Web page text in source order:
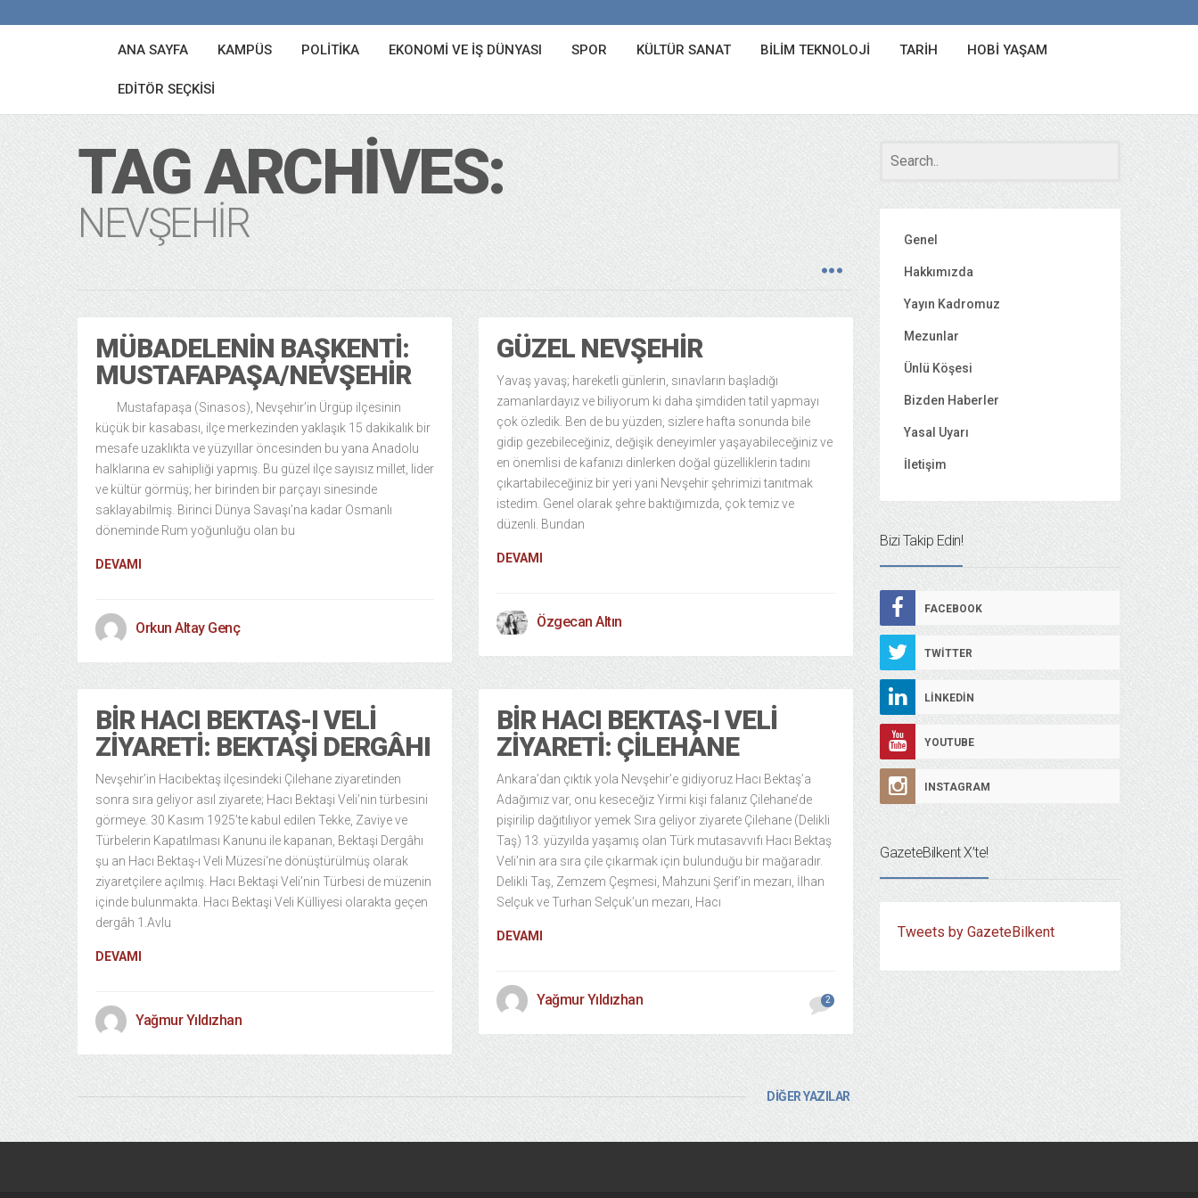
ANA SAYFA KAMPÜS POLITIKA EKONOMI VE İŞ DÜNYASI SPOR KÜLTÜR SANAT BILIM TEKNOLOJI TARIH HOBI YAŞAM
EDITÖR SEÇKISI
TAG ARCHIVES:
NEVŞEHIR
MÜBADELENIN BAŞKENTI:
MUSTAFAPAŞA/NEVŞEHIR
Mustafapaşa (Sinasos), Nevşehir’in Ürgüp ilçesinin
küçük bir kasabası, ilçe merkezinden yaklaşık 15 dakikalık bir
mesafe uzaklıkta ve yüzyıllar öncesinden bu yana Anadolu
halklarına ev sahipliği yapmış. Bu güzel ilçe sayısız millet, lider
ve kültür görmüş; her birinden bir parçayı sinesinde
saklayabilmiş. Birinci Dünya Savaşı’na kadar Osmanlı
döneminde Rum yoğunluğu olan bu
DEVAMI
Orkun Altay Genç
GÜZEL NEVŞEHIR
Yavaş yavaş; hareketli günlerin, sınavların başladığı
zamanlardayız ve biliyorum ki daha şimdiden tatil yapmayı
çok özledik. Ben de bu yüzden, sizlere hafta sonunda bile
gidip gezebileceğiniz, değişik deneyimler yaşayabileceğiniz ve
en önemlisi de kafanızı dinlerken doğal güzelliklerin tadını
çıkartabileceğiniz bir yeri yani Nevşehir şehrimizi tanıtmak
istedim. Genel olarak şehre baktığımızda, çok temiz ve
düzenli. Bundan
DEVAMI
Özgecan Altın
BIR HACI BEKTAŞ-I VELI
ZIYARETI: BEKTAŞI DERGÂHI
Nevşehir’in Hacıbektaş ilçesindeki Çilehane ziyaretinden
sonra sıra geliyor asıl ziyarete; Hacı Bektaşi Veli’nin türbesini
görmeye. 30 Kasım 1925’te kabul edilen Tekke, Zaviye ve
Türbelerin Kapatılması Kanunu ile kapanan, Bektaşi Dergâhı
şu an Hacı Bektaş-ı Veli Müzesi‘ne dönüştürülmüş olarak
ziyaretçilere açılmış. Hacı Bektaşi Veli’nin Türbesi de müzenin
içinde bulunmakta. Hacı Bektaşi Veli Külliyesi olarakta geçen
dergâh 1.Avlu
DEVAMI
Yağmur Yıldızhan
BIR HACI BEKTAŞ-I VELI
ZIYARETI: ÇILEHANE
Ankara’dan çıktık yola Nevşehir’e gidiyoruz Hacı Bektaş’a
Adağımız var, onu keseceğiz Yirmi kişi falanız Çilehane’de
pişirilip dağıtılıyor yemek Sıra geliyor ziyarete Çilehane (Delikli
Taş) 13. yüzyılda yaşamış olan Türk mutasavvıfı Hacı Bektaş
Veli’nin ara sıra çile çıkarmak için bulunduğu bir mağaradır.
Delikli Taş, Zemzem Çeşmesi, Mahzuni Şerif’in mezarı, İlhan
Selçuk ve Turhan Selçuk’un mezarı, Hacı
DEVAMI
Yağmur Yıldızhan 2
DİĞER YAZILAR
Genel
Hakkımızda
Yayın Kadromuz
Mezunlar
Ünlü Köşesi
Bizden Haberler
Yasal Uyarı
İletişim
Bizi Takip Edin!
FACEBOOK
TWITTER
LINKEDIN
YOUTUBE
INSTAGRAM
GazeteBilkent X’te!
Tweets by GazeteBilkent